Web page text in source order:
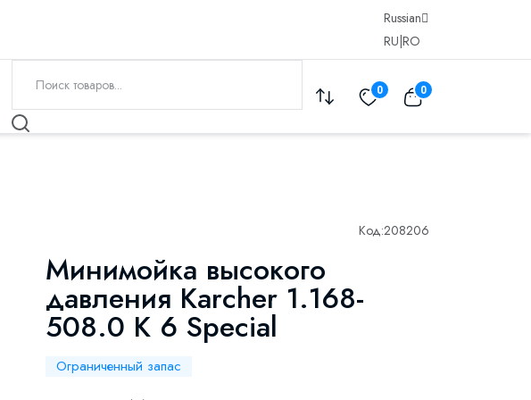
Russian
RU RO
0 0
Код:208206
Минимойка высокого
давления Karcher 1.168-
508.0 K 6 Special
Ограниченный запас